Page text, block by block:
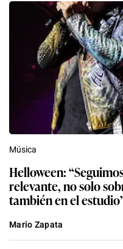
Música
Helloween:
relevante, no solo
también en el
Mario Zapata